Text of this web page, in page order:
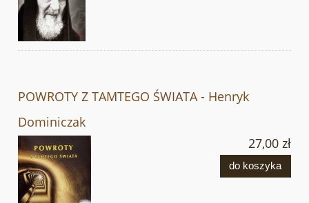
POWROTY Z TAMTEGO ŚWIATA - Henryk
Dominiczak
27,00 zł
do koszyka